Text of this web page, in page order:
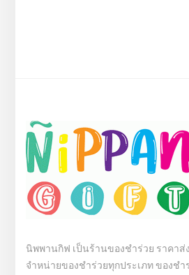
นิพพานกิฟ เป็นร้านของชำร่วย ราคาส่
จำหน่ายของชำร่วยทุกประเภท ของชำ